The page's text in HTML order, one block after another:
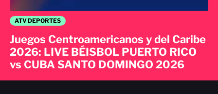
ATV DEPORTES
Juegos Centroamericanos y del Caribe
2026: LIVE BÉISBOL PUERTO RICO
vs CUBA SANTO DOMINGO 2026